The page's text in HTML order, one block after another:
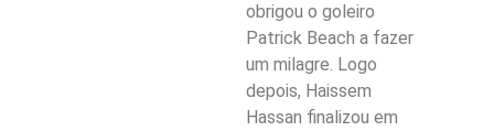
obrigou o goleiro
Patrick Beach a fazer
um milagre. Logo
depois, Haissem
Hassan finalizou em